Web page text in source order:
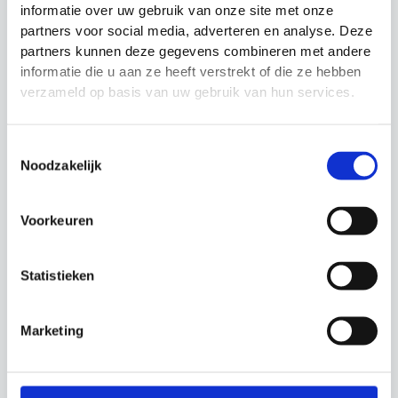
informatie over uw gebruik van onze site met onze
partners voor social media, adverteren en analyse. Deze
partners kunnen deze gegevens combineren met andere
informatie die u aan ze heeft verstrekt of die ze hebben
verzameld op basis van uw gebruik van hun services.
Noodzakelijk
Voorkeuren
Statistieken
Marketing
Verzorgingstas
kunstgras Precision
Training
Zonder inhoud
Frisbee Aerobie Pro
Ring